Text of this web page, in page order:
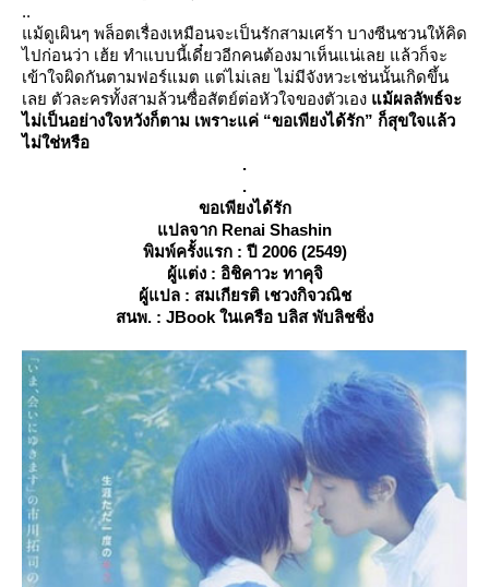
..
ม้ดูเผินๆ พล็อตเรื่องเหมือนจะเป็นรักสามเศร้า บางซีนชวนให้คิด
ไปก่อนว่า เฮ้ย ทำแบบนี้เดี๋ยวอีกคนต้องมาเห็นแน่เลย แล้วก็จะ
เข้าใจผิดกันตามฟอร์แมต แต่ไม่เลย ไม่มีจังหวะเช่นนั้นเกิดขึ้น
เลย ตัวละครทั้งสามล้วนซื่อสัตย์ต่อหัวใจของตัวเอง ม้ผลลัพธ์จะ
ไม่เป็นอย่างใจหวังก็ตาม เพราะแค่ “ขอเพียงได้รัก” ก็สุขใจแล้ว
ไม่ใช่หรือ
.
.
ขอเพียงได้รัก
ปลจาก Renai Shashin
พิมพ์ครั้งแรก : ปี 2006 (2549)
ผู้แต่ง : อิชิคาวะ ทาคุจิ
ผู้แปล : สมเกียรติ เชวงกิจวณิช
สนพ. : JBook ในเครือ บลิส พับลิชชิ่ง